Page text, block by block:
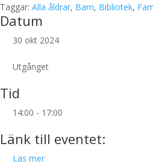
Taggar: Alla åldrar, Barn, Bibliotek,
Datum
30 okt 2024
Utgånget
Tid
14:00 - 17:00
Länk till eventet:
Läs mer